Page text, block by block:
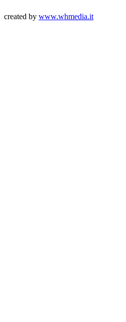
created by www.whmedia.it